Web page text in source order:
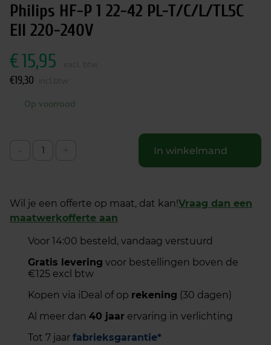
Philips HF-P 1 22-42 PL-T/C/L/TL5C
EII 220-240V
€15,95
€19,30
Op voorraad
In winkelmand
Wil je een offerte op maat, dat kan!Vraag dan een
maatwerkofferte aan
Voor 14:00 besteld, vandaag verstuurd
Gratis levering voor bestellingen boven de
€125 excl btw
Kopen via iDeal of op rekening (30 dagen)
Al meer dan 40 jaar ervaring in verlichting
Tot 7 jaar fabrieksgarantie*